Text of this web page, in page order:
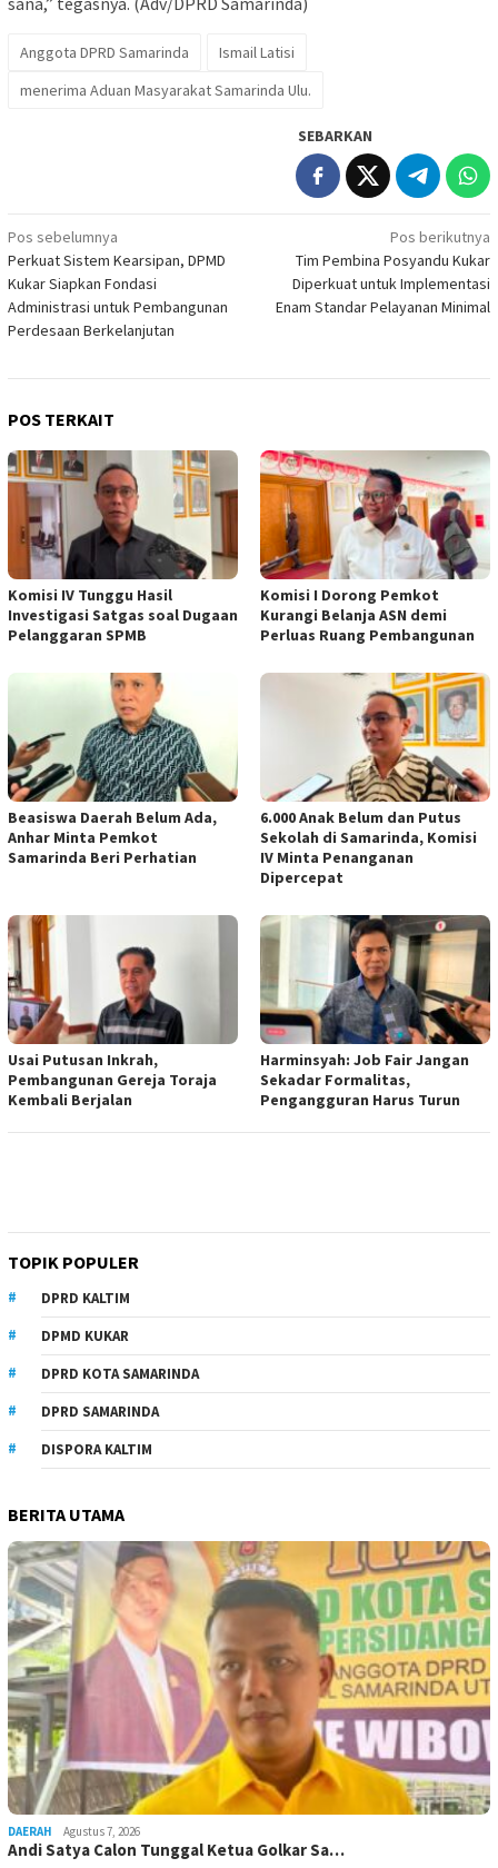
Anggota DPRD Samarinda
Ismail Latisi
menerima Aduan Masyarakat Samarinda Ulu.
SEBARKAN
Navigasi
pos
Pos sebelumnya
Perkuat Sistem Kearsipan, DPMD
Kukar Siapkan Fondasi
Administrasi untuk Pembangunan
Perdesaan Berkelanjutan
Pos berikutnya
Tim Pembina Posyandu Kukar
Diperkuat untuk Implementasi
Enam Standar Pelayanan Minimal
POS TERKAIT
Komisi IV Tunggu Hasil
Investigasi Satgas soal Dugaan
Pelanggaran SPMB
Komisi I Dorong Pemkot
Kurangi Belanja ASN demi
Perluas Ruang Pembangunan
Beasiswa Daerah Belum Ada,
Anhar Minta Pemkot
Samarinda Beri Perhatian
6.000 Anak Belum dan Putus
Sekolah di Samarinda, Komisi
IV Minta Penanganan
Dipercepat
Usai Putusan Inkrah,
Pembangunan Gereja Toraja
Kembali Berjalan
Harminsyah: Job Fair Jangan
Sekadar Formalitas,
Pengangguran Harus Turun
TOPIK POPULER
DPRD KALTIM
DPMD KUKAR
DPRD KOTA SAMARINDA
DPRD SAMARINDA
DISPORA KALTIM
BERITA UTAMA
DAERAH Agustus 7, 2026
Andi Satya Calon Tunggal Ketua Golkar Sa…